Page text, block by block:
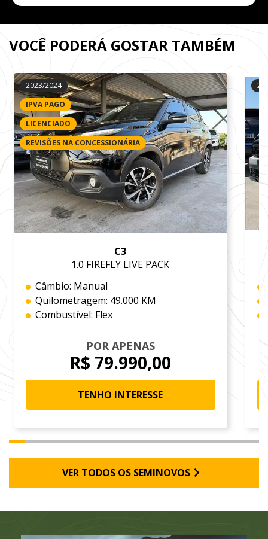
VOCÊ PODERÁ GOSTAR TAMBÉM
2023/2024
IPVA PAGO
LICENCIADO
REVISÕES NA CONCESSIONÁRIA
C3
1.0 FIREFLY LIVE PACK
Câmbio: Manual
Quilometragem: 49.000 KM
Combustível: Flex
POR APENAS
R$ 79.990,00
TENHO INTERESSE
VER TODOS OS SEMINOVOS